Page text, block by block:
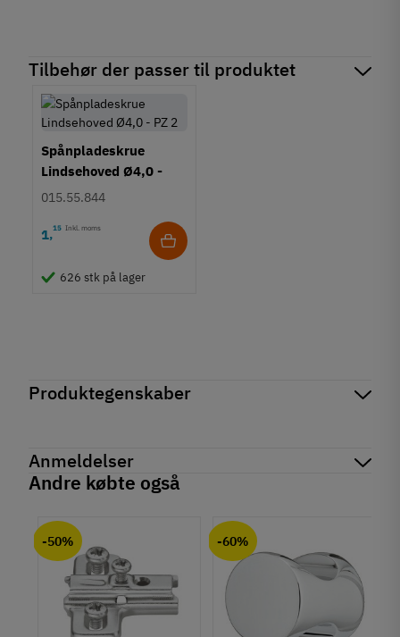
Tilbehør der passer til produktet
Spånpladeskrue
Lindsehoved Ø4,0 -
PZ2
015.55.844
1,15 Inkl. moms
626 stk på lager
Produktegenskaber
Produktinformation
Aluminium
Farve
Sort
Krog/knage
Anmeldelser
Andre købte også
-50% -60%